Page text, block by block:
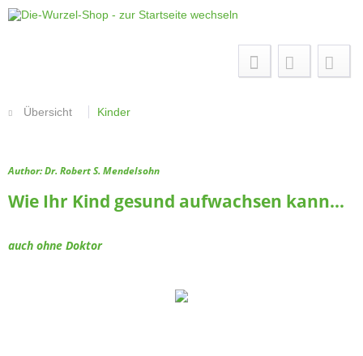
Übersicht Kinder
Author: Dr. Robert S. Mendelsohn
Wie Ihr Kind gesund aufwachsen kann...
auch ohne Doktor